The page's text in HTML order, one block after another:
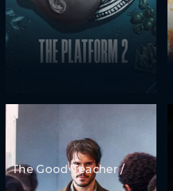
The Good Teacher /